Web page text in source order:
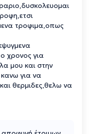
τροφιμα,οπως
χρονος για
μου και στην
για να
θερμιδες,θελω να